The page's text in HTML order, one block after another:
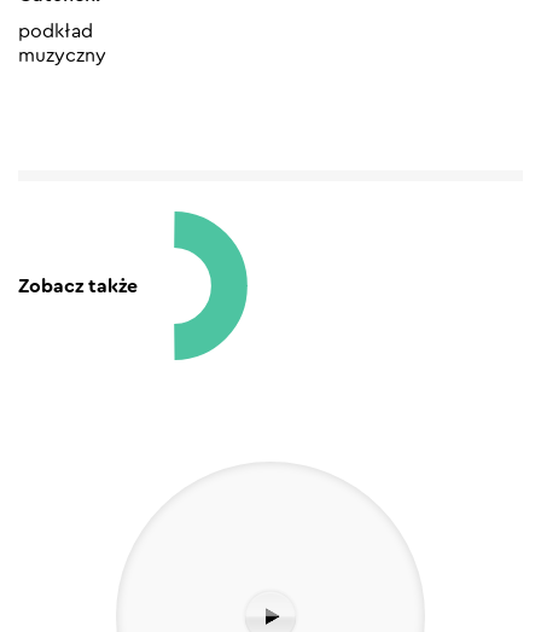
podkład
muzyczny
Zobacz także